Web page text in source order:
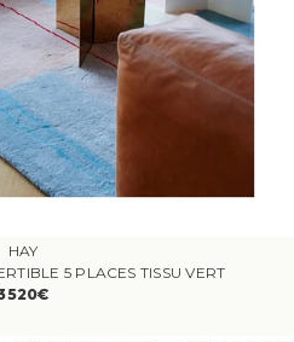
HAY
5 PLACES TISSU VERT